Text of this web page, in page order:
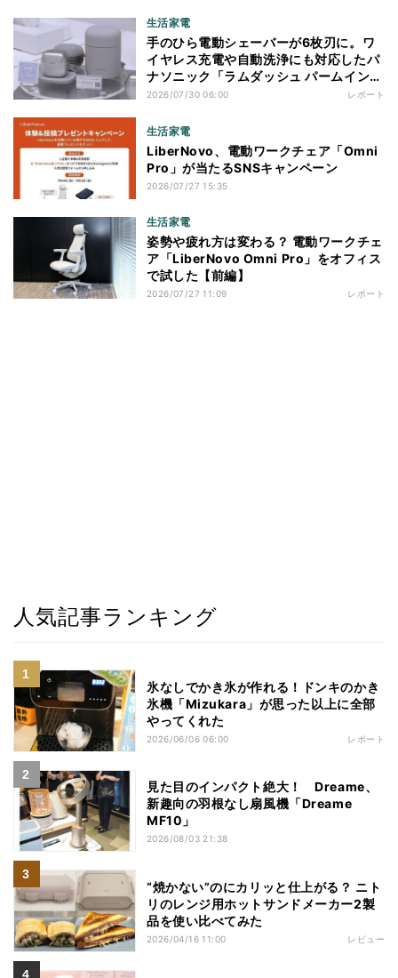
生活家電
手のひら電動シェーバーが6枚刃に。ワ
イヤレス充電や自動洗浄にも対応したパ
ナソニック「ラムダッシュ パームイン
プロ」を体験
2026/07/30 06:00 レポート
生活家電
LiberNovo、電動ワークチェア「Omni
Pro」が当たるSNSキャンペーン
2026/07/27 15:35
生活家電
姿勢や疲れ方は変わる？ 電動ワークチェ
ア「LiberNovo Omni Pro」をオフィス
で試した【前編】
2026/07/27 11:09 レポート
人気記事ランキング
氷なしでかき氷が作れる！ドンキのかき
氷機「Mizukara」が思った以上に全部
やってくれた
2026/06/06 06:00 レポート
見た目のインパクト絶大！ Dreame、
新趣向の羽根なし扇風機「Dreame
MF10」
2026/08/03 21:38
“焼かない”のにカリッと仕上がる？ ニト
リのレンジ用ホットサンドメーカー2製
品を使い比べてみた
2026/04/16 11:00 レビュー